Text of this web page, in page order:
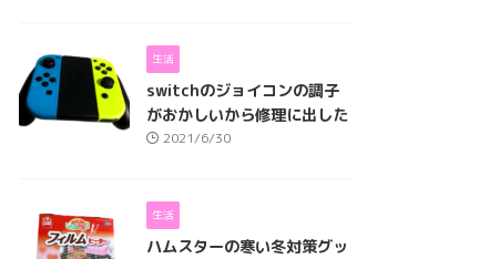
生活
switchのジョイコンの調子
がおかしいから修理に出した
2021/6/30
生活
ハムスターの寒い冬対策グッ